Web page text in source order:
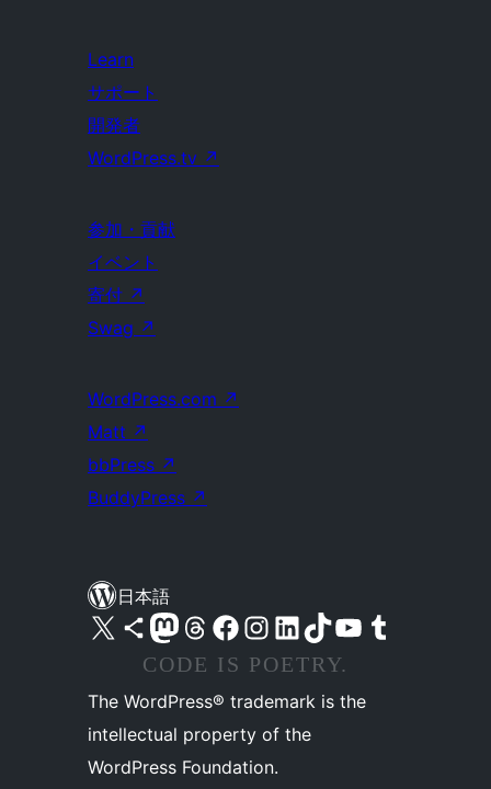
Learn
サポート
開発者
WordPress.tv ↗
参加・貢献
イベント
寄付 ↗
Swag ↗
WordPress.com ↗
Matt ↗
bbPress ↗
BuddyPress ↗
日本語
X (旧 Twitter) アカウントへ Bluesky アカウントへ Mastodon アカウントへ Threads アカウントへ Facebook ページへ Instagram アカウントへ LinkedIn アカウントへTikTok アカウントへ YouTube チャンネルへ Tumblr アカウントへ
CODE IS POETRY.
The WordPress® trademark is the
intellectual property of the
WordPress Foundation.